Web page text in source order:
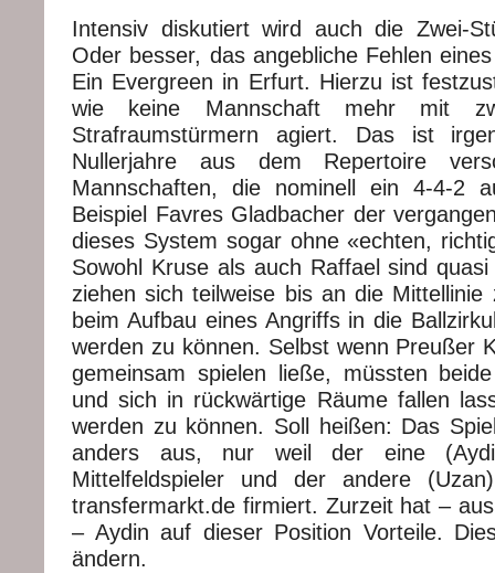
Intensiv diskutiert wird auch die Zwei-
Oder besser, das angebliche Fehlen
Ein Evergreen in Erfurt. Hierzu ist
wie keine Mannschaft mehr mit
Strafraumstürmern agiert. Das ist
Nullerjahre aus dem Repertoire
Mannschaften, die nominell ein 4-4-2
Beispiel Favres Gladbacher der
dieses System sogar ohne «echten,
Sowohl Kruse als auch Raffael sind
ziehen sich teilweise bis an die
beim Aufbau eines Angriffs in die
werden zu können. Selbst wenn Preußer
gemeinsam spielen ließe, müssten
und sich in rückwärtige Räume fallen
werden zu können. Soll heißen: Das
anders aus, nur weil der eine
Mittelfeldspieler und der andere
transfermarkt.de firmiert. Zurzeit hat –
– Aydin auf dieser Position Vorteile.
ändern.